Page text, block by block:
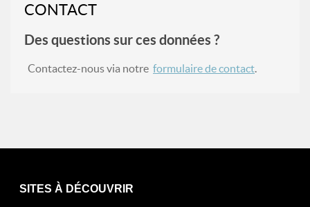
CONTACT
Des questions sur ces données ?
Contactez-nous via notre formulaire de contact.
SITES À DÉCOUVRIR